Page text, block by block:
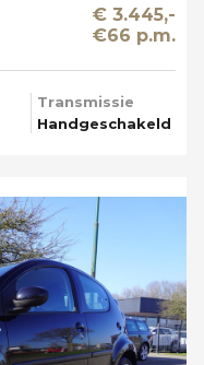
€ 3.445,-
€66 p.m.
Transmissie
Handgeschakeld